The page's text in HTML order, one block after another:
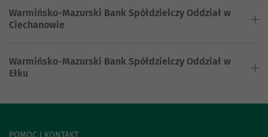
Warmińsko-Mazurski Bank Spółdzielczy Oddział w
Ciechanowie
Warmińsko-Mazurski Bank Spółdzielczy Oddział w
Ełku